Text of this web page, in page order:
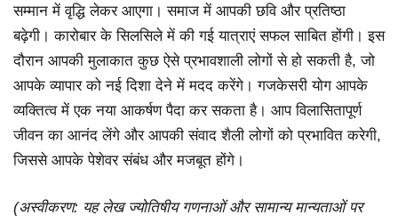
सम्मान में वृद्धि लेकर आएगा। समाज में आपकी छवि और प्रतिष्ठा
बढ़ेगी। कारोबार के सिलसिले में की गई यात्राएं सफल साबित होंगी। इस
दौरान आपकी मुलाकात कुछ ऐसे प्रभावशाली लोगों से हो सकती है, जो
आपके व्यापार को नई दिशा देने में मदद करेंगे। गजकेसरी योग आपके
व्यक्तित्व में एक नया आकर्षण पैदा कर सकता है। आप विलासितापूर्ण
जीवन का आनंद लेंगे और आपकी संवाद शैली लोगों को प्रभावित करेगी,
जिससे आपके पेशेवर संबंध और मजबूत होंगे।
(अस्वीकरण: यह लेख ज्योतिषीय गणनाओं और सामान्य मान्यताओं पर